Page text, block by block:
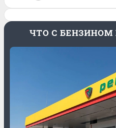
ЧТО С БЕНЗИНОМ